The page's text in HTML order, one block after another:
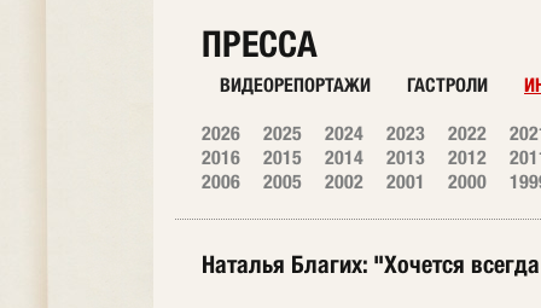
ПРЕССА
ВИДЕОРЕПОРТАЖИ ГАСТРОЛИ
2026 2025 2024 2023 2022
2016
2015 2014 2013 2012
2006
2005 2002 2001 2000
Наталья Благих: "Хочется